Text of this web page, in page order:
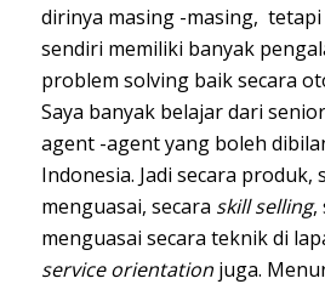
dirinya masing -masing, tetapi
sendiri memiliki banyak
problem solving baik secara
Saya banyak belajar dari
agent -agent yang boleh
Indonesia. Jadi secara produk,
menguasai, secara skill selling,
menguasai secara teknik di
service orientationjuga.